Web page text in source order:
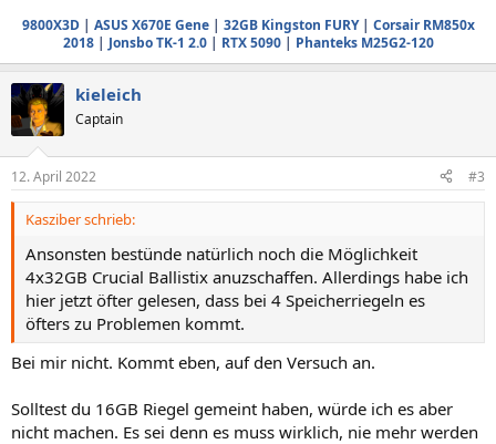
9800X3D| ASUS X670E Gene| 32GB Kingston FURY| Corsair RM850x
2018| Jonsbo TK-1 2.0| RTX 5090| Phanteks M25G2-120
kieleich
Captain
12. April 2022 #3
Kasziber schrieb:
Ansonsten bestünde natürlich noch die Möglichkeit
4x32GB Crucial Ballistix anuzschaffen. Allerdings habe ich
hier jetzt öfter gelesen, dass bei 4 Speicherriegeln es
öfters zu Problemen kommt.
Bei mir nicht. Kommt eben, auf den Versuch an.
Solltest du 16GB Riegel gemeint haben, würde ich es aber
nicht machen. Es sei denn es muss wirklich, nie mehr werden